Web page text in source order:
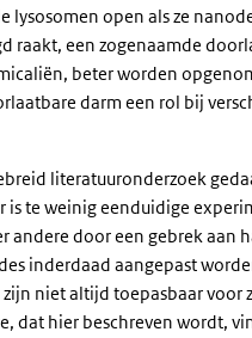
lysosomen open als ze
raakt, een zogenaamde
beter worden
darm een rol bij
literatuuronderzoek
is te weinig eenduidige
andere door een gebrek aan
inderdaad aangepast
niet altijd toepasbaar
dat hier beschreven wordt,